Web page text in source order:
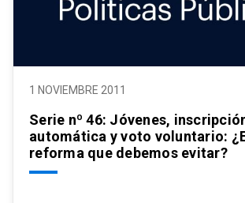
1 NOVIEMBRE 2011
Serie nº 46: Jóvenes,
automática y voto voluntario:
reforma que debemos evitar?